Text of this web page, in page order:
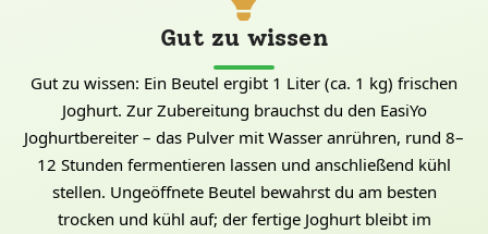
Gut zu wissen
Gut zu wissen: Ein Beutel ergibt 1 Liter (ca. 1 kg) frischen
Joghurt. Zur Zubereitung brauchst du den EasiYo
Joghurtbereiter – das Pulver mit Wasser anrühren, rund 8–
12 Stunden fermentieren lassen und anschließend kühl
stellen. Ungeöffnete Beutel bewahrst du am besten
trocken und kühl auf; der fertige Joghurt bleibt im